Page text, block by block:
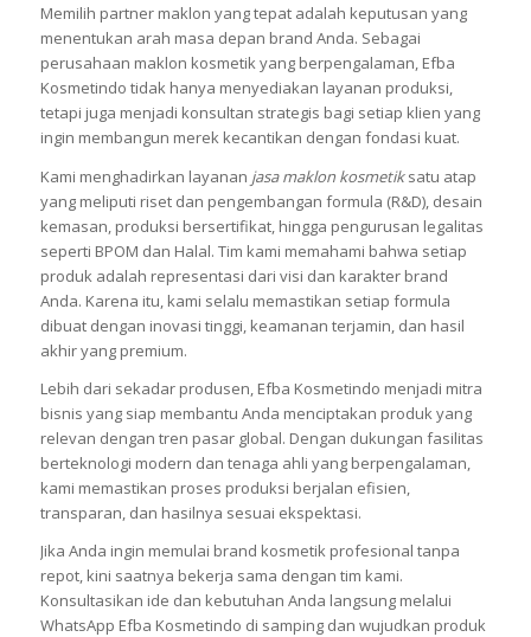
Memilih partner maklon yang tepat adalah keputusan yang
menentukan arah masa depan brand Anda. Sebagai
perusahaan maklon kosmetik yang berpengalaman, Efba
Kosmetindo tidak hanya menyediakan layanan produksi,
tetapi juga menjadi konsultan strategis bagi setiap klien yang
ingin membangun merek kecantikan dengan fondasi kuat.
Kami menghadirkan layanan jasa maklon kosmetiksatu atap
yang meliputi riset dan pengembangan formula (R&D), desain
kemasan, produksi bersertifikat, hingga pengurusan legalitas
seperti BPOM dan Halal. Tim kami memahami bahwa setiap
produk adalah representasi dari visi dan karakter brand
Anda. Karena itu, kami selalu memastikan setiap formula
dibuat dengan inovasi tinggi, keamanan terjamin, dan hasil
akhir yang premium.
Lebih dari sekadar produsen, Efba Kosmetindo menjadi mitra
bisnis yang siap membantu Anda menciptakan produk yang
relevan dengan tren pasar global. Dengan dukungan fasilitas
berteknologi modern dan tenaga ahli yang berpengalaman,
kami memastikan proses produksi berjalan efisien,
transparan, dan hasilnya sesuai ekspektasi.
Jika Anda ingin memulai brand kosmetik profesional tanpa
repot, kini saatnya bekerja sama dengan tim kami.
Konsultasikan ide dan kebutuhan Anda langsung melalui
WhatsApp Efba Kosmetindo di samping dan wujudkan produk